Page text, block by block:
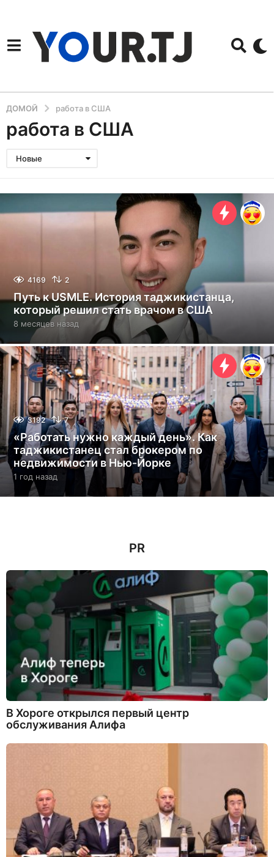
ДОМОЙ работа в США
работа в США
Новые
4169 2
Путь к USMLE. История таджикистанца,
который решил стать врачом в США
8 месяцев назад
е
с
я
ц
е
в
н
а
з
а
д
3192 7
«Работать нужно каждый день». Как
таджикистанец стал брокером по
недвижимости в Нью-Йорке
1 год назад
о
д
PR
В Хороге открылся первый центр
обслуживания Алифа